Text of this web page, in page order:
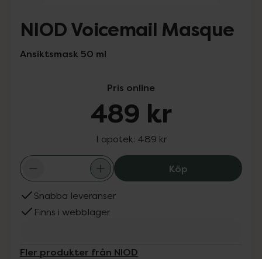
NIOD Voicemail Masque
Ansiktsmask 50 ml
Pris online
489 kr
I apotek: 489 kr
KöpNIOD
Snabba leveranser
Finns i webblager
Fler produkter från NIOD